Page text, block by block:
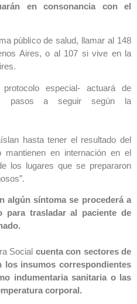
en consonancia con el
público de salud, llamar al 148
Aires, o al 107 si vive en la
especial- actuará de
pasos a seguir según la
hasta tener el resultado del
en internación en el
los lugares que se prepararon
algún síntoma se procederá a
para trasladar al paciente de
Social cuenta con sectores de
los insumos correspondientes
indumentaria sanitaria o las
corporal.